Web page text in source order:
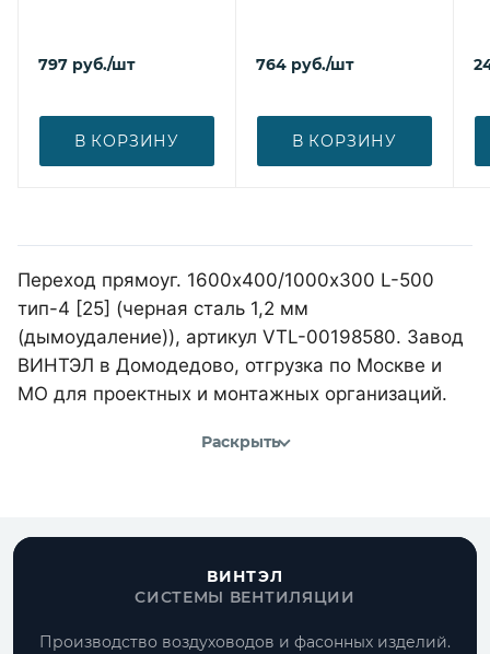
797 руб./шт
В КОРЗИНУ
764 руб./шт
В КОРЗИНУ
Переход прямоуг. 1600х400/1000х300 L-500
тип-4 [25] (черная сталь 1,2 мм
(дымоудаление)), артикул VTL-00198580. Завод
ВИНТЭЛ в Домодедово, отгрузка по Москве и
МО для проектных и монтажных организаций.
Раскрыть
ВИНТЭЛ
СИСТЕМЫ ВЕНТИЛЯЦИИ
Производство воздуховодов и фасонных изделий.